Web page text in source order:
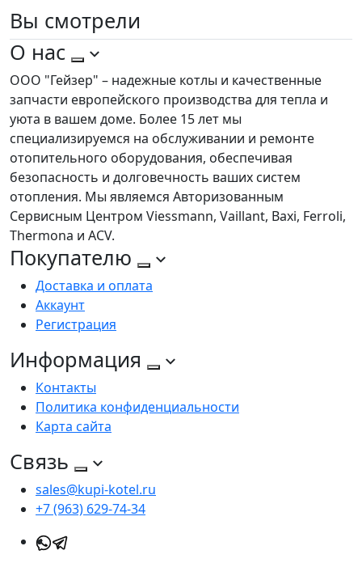
Вы смотрели
О нас
ООО "Гейзер" – надежные котлы и качественные
запчасти европейского производства для тепла и
уюта в вашем доме. Более 15 лет мы
специализируемся на обслуживании и ремонте
отопительного оборудования, обеспечивая
безопасность и долговечность ваших систем
отопления. Мы являемся Авторизованным
Сервисным Центром Viessmann, Vaillant, Baxi, Ferroli,
Thermona и ACV.
Покупателю
Доставка и оплата
Аккаунт
Регистрация
Информация
Контакты
Политика конфиденциальности
Карта сайта
Связь
sales@kupi-kotel.ru
+7 (963) 629-74-34